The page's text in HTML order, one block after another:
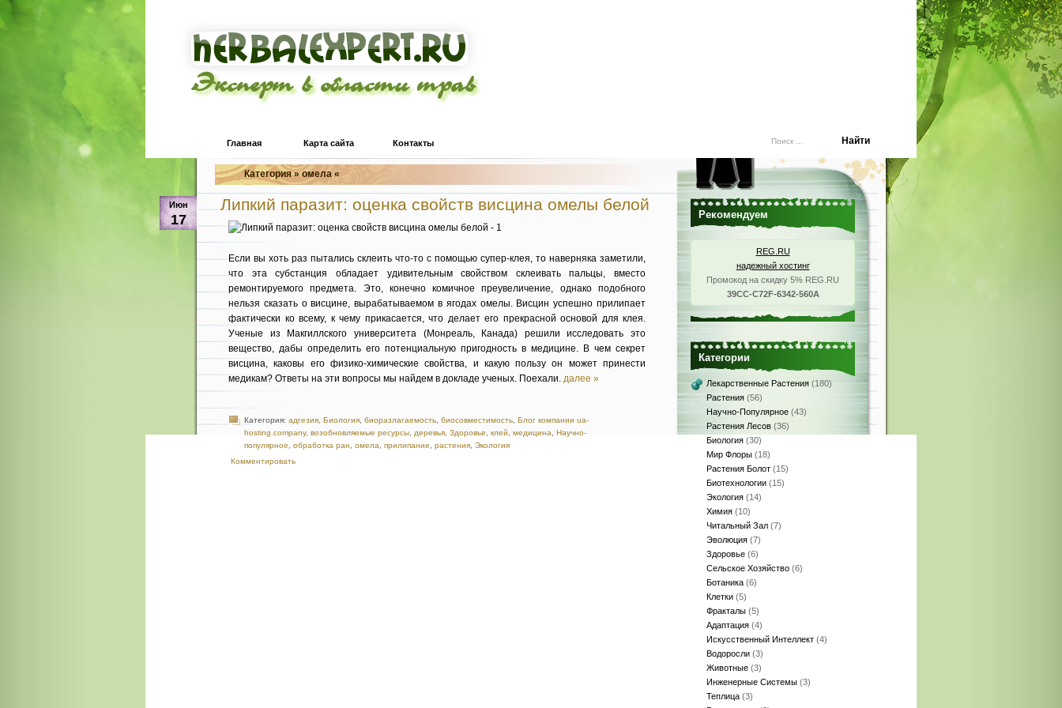
Эксперт в области трав
Главная Карта сайта Контакты
Категория » омела «
Июн
17
Липкий паразит: оценка свойств висцина омелы белой
Если вы хоть раз пытались склеить что-то с помощью супер-клея, то наверняка заметили,
что эта субстанция обладает удивительным свойством склеивать пальцы, вместо
ремонтируемого предмета. Это, конечно комичное преувеличение, однако подобного
нельзя сказать о висцине, вырабатываемом в ягодах омелы. Висцин успешно прилипает
фактически ко всему, к чему прикасается, что делает его прекрасной основой для клея.
Ученые из Макгиллского университета (Монреаль, Канада) решили исследовать это
вещество, дабы определить его потенциальную пригодность в медицине. В чем секрет
висцина, каковы его физико-химические свойства, и какую пользу он может принести
медикам? Ответы на эти вопросы мы найдем в докладе ученых. Поехали. далее »
Категория: адгезия Биология биоразлагаемость биосовместимость Блог компании ua-
hosting.company, возобновляемые ресурсы деревья Здоровье клей медицина
Научно-
популярное
обработка ран омела прилипание растения Экология
Комментировать
Рекомендуем
REG.RU
надежный хостинг
Промокод на скидку 5% REG.RU
39CC-C72F-6342-560A
Категории
Лекарственные Растения (180)
Растения (56)
Научно-Популярное (43)
Растения Лесов (36)
Биология (30)
Мир Флоры (18)
Растения Болот (15)
Биотехнологии (15)
Экология (14)
Химия (10)
Читальный Зал (7)
Эволюция (7)
Здоровье (6)
Сельское Хозяйство (6)
Ботаника (6)
Клетки (5)
Фракталы (5)
Адаптация (4)
Искусственный Интеллект (4)
Водоросли (3)
Животные (3)
Инженерные Системы (3)
Теплица (3)